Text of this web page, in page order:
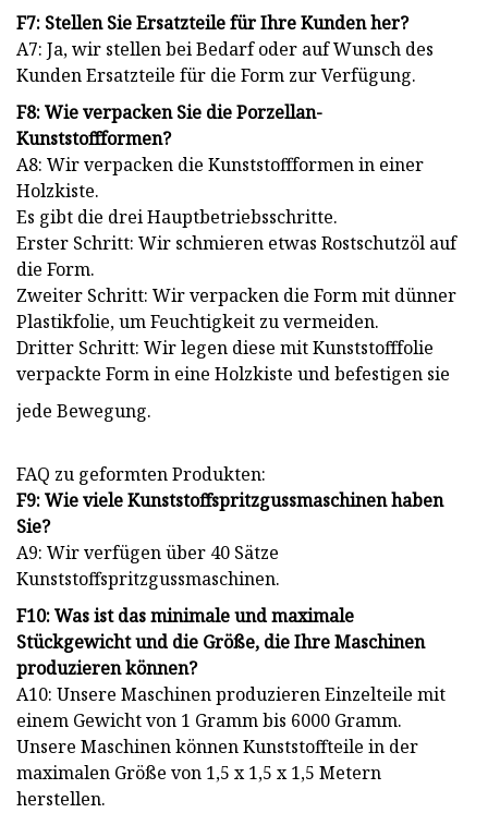
F7: Stellen Sie Ersatzteile für Ihre Kunden her?
A7: Ja, wir stellen bei Bedarf oder auf Wunsch des
Kunden Ersatzteile für die Form zur Verfügung.
F8: Wie verpacken Sie die Porzellan-
Kunststoffformen?
A8: Wir verpacken die Kunststoffformen in einer
Holzkiste.
Es gibt die drei Hauptbetriebsschritte.
Erster Schritt: Wir schmieren etwas Rostschutzöl auf
die Form.
Zweiter Schritt: Wir verpacken die Form mit dünner
Plastikfolie, um Feuchtigkeit zu vermeiden.
Dritter Schritt: Wir legen diese mit Kunststofffolie
verpackte Form in eine Holzkiste und befestigen sie
jede Bewegung.
FAQ zu geformten Produkten:
F9: Wie viele Kunststoffspritzgussmaschinen haben
Sie?
A9: Wir verfügen über 40 Sätze
Kunststoffspritzgussmaschinen.
F10: Was ist das minimale und maximale
Stückgewicht und die Größe, die Ihre Maschinen
produzieren können?
A10: Unsere Maschinen produzieren Einzelteile mit
einem Gewicht von 1 Gramm bis 6000 Gramm.
Unsere Maschinen können Kunststoffteile in der
maximalen Größe von 1,5 x 1,5 x 1,5 Metern
herstellen.